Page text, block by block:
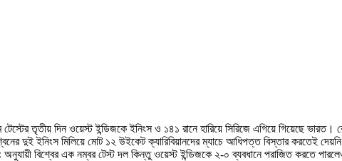
টেস্টের তৃতীয় দিন ওয়েস্ট ইন্ডিজকে ইনিংস ও ১৪১ রানে হারিয়ে সিরিজে এগিয়ে গিয়েছে
দুই ইনিংস মিলিয়ে মোট ১২ উইকেট ক্যারিবিয়ানদের ম্যাচে আধিপত্ত বিস্তার করতেই
অনুযায়ী বিশ্বের এক নম্বর টেস্ট দল কিন্তু ওয়েস্ট ইন্ডিজকে ২-০ ব্যবধানে পরাজিত করতে